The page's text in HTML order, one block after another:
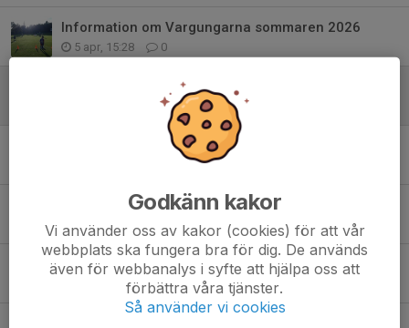
Information om Vargungarna sommaren 2026
5 apr, 15:28 0
0
Vargungarnas Hopp och lek
Avslutning 24 september
18 sep 2025
Start igen vecka 33
23 jul 2025 0
Godkänn kakor
Vi använder oss av kakor (cookies) för att vår
webbplats ska fungera bra för dig. De används
även för webbanalys i syfte att hjälpa oss att
förbättra våra tjänster.
Så använder vi cookies